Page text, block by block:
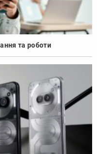
та роботи